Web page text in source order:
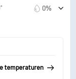
0%
temperaturen